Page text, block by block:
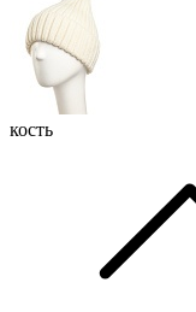
кость